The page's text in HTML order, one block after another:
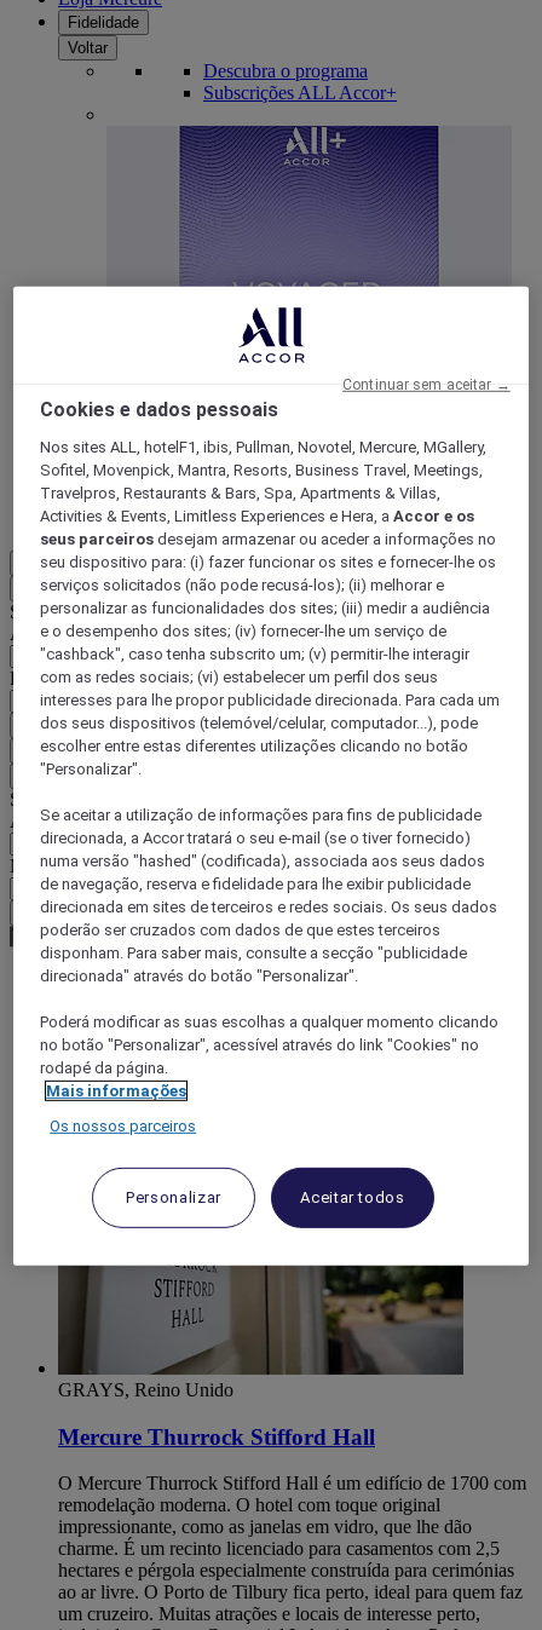
Fidelidade
Voltar
Descubra o programa
Subscrições ALL Accor+
ALL Accor+ Voyager
15% de desconto durante todo o ano
DESCOBRIR
Mais
Voltar
Selecione o seu país e idioma abaixo
Área geográfica
País/região-idioma
Confirmar o meu país e idioma
EUR (€)
Voltar
Selecione a moeda abaixo
Área geográfica
Moeda
Confirmar a moeda
Europe
United Kingdom
Thurrock Lakeside
GRAYS, Reino Unido
Mercure Thurrock Stifford Hall
O Mercure Thurrock Stifford Hall é um edifício de 1700 com
remodelação moderna. O hotel com toque original
impressionante, como as janelas em vidro, que lhe dão
charme. É um recinto licenciado para casamentos com 2,5
hectares e pérgola especialmente construída para cerimónias
ao ar livre. O Porto de Tilbury fica perto, ideal para quem faz
um cruzeiro. Muitas atrações e locais de interesse perto,
Cookies e dados pessoais
Nos sites ALL, hotelF1, ibis, Pullman, Novotel, Mercure, MGallery,
Sofitel, Movenpick, Mantra, Resorts, Business Travel, Meetings,
Travelpros, Restaurants & Bars, Spa, Apartments & Villas,
Activities & Events, Limitless Experiences e Hera, aAccor e os
seus parceiros desejam armazenar ou aceder a informações no
seu dispositivo para: (i) fazer funcionar os sites e fornecer-lhe os
serviços solicitados (não pode recusá-los); (ii) melhorar e
personalizar as funcionalidades dos sites; (iii) medir a audiência
e o desempenho dos sites; (iv) fornecer-lhe um serviço de
"cashback", caso tenha subscrito um; (v) permitir-lhe interagir
com as redes sociais; (vi) estabelecer um perfil dos seus
interesses para lhe propor publicidade direcionada. Para cada um
dos seus dispositivos (telemóvel/celular, computador...), pode
escolher entre estas diferentes utilizações clicando no botão
"Personalizar".
Se aceitar a utilização de informações para fins de publicidade
direcionada, a Accor tratará o seu e-mail (se o tiver fornecido)
numa versão "hashed" (codificada), associada aos seus dados
de navegação, reserva e fidelidade para lhe exibir publicidade
direcionada em sites de terceiros e redes sociais. Os seus dados
poderão ser cruzados com dados de que estes terceiros
disponham. Para saber mais, consulte a secção "publicidade
direcionada" através do botão "Personalizar".
Poderá modificar as suas escolhas a qualquer momento clicando
no botão "Personalizar", acessível através do link "Cookies" no
rodapé da página.
Mais informações
Os nossos parceiros
Personalizar Aceitar todos
Continuar sem aceitar →